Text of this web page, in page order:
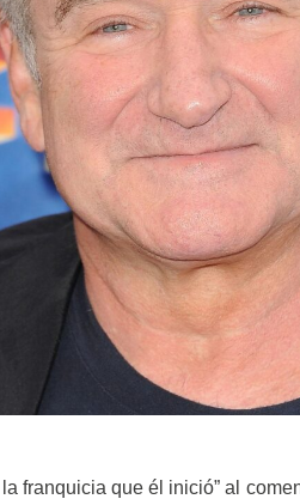
franquicia que él inició” al